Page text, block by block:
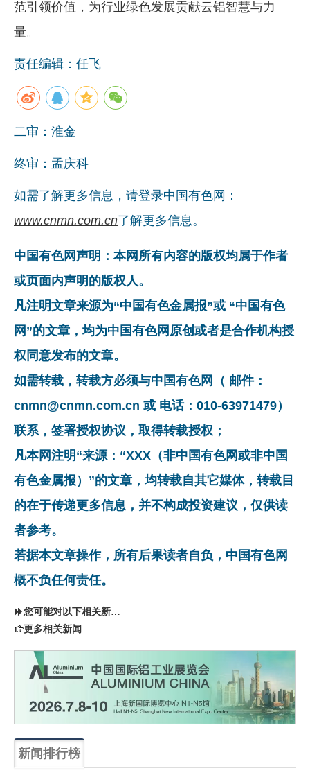
范引领价值，为行业绿色发展贡献云铝智慧与力
量。
责任编辑：任飞
二审：淮金
终审：孟庆科
如需了解更多信息，请登录中国有色网：
www.cnmn.com.cn了解更多信息。
中国有色网声明：本网所有内容的版权均属于作者
或页面内声明的版权人。
凡注明文章来源为“中国有色金属报”或 “中国有色
网”的文章，均为中国有色网原创或者是合作机构授
权同意发布的文章。
如需转载，转载方必须与中国有色网（ 邮件：
cnmn@cnmn.com.cn 或 电话：010-63971479）
联系，签署授权协议，取得转载授权；
凡本网注明“来源：“XXX（非中国有色网或非中国
有色金属报）”的文章，均转载自其它媒体，转载目
的在于传递更多信息，并不构成投资建议，仅供读
者参考。
若据本文章操作，所有后果读者自负，中国有色网
概不负任何责任。
您可能对以下相关新闻同样感兴趣
更多相关新闻
新闻排行榜